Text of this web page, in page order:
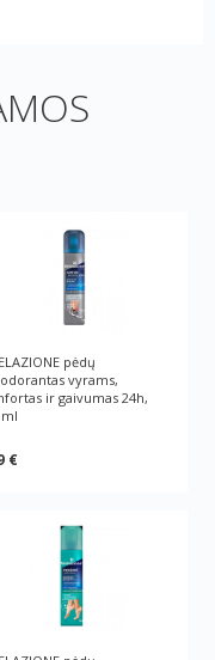
pėdų
vyrams,
ir gaivumas 24h,
ml
€